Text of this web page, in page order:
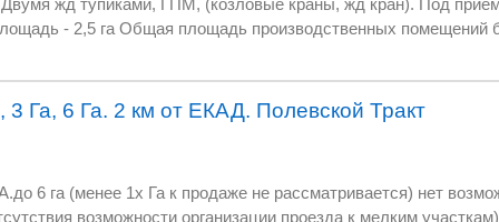
маркетплейсы и прямые каналы. Международные партнёры
Себестоимость производства готовой продукции:
без зарегистрированного товарного знака. Полный комплект
Опытная команда (операторы, упаковщики), готовая
?? Почему это выгодно: ?? Уникальность
2,5 года. ?? Международные продажи: стабильный экспорт и
ассортимента. ?? Сохранение команды: бизнес без
- 2,5 га Общая площадь производственных помещений
крана): 2 крана(на гусеничном ходу) грузоподъемностью 25
кв.м. 200 кв.м.
3 Га, 6 Га. 2 км от ЕКАД. Полевской Тракт
6 га (менее 1х Га к продаже не рассматривается) нет
возможности организации проезда к мелким